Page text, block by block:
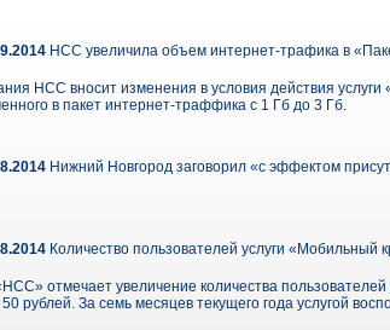
НСС увеличила объем интернет-трафика в
НСС вносит изменения в условия действия
в пакет интернет-траффика с 1 Гб до 3 Гб.
Нижний Новгород заговорил «с эффектом
Количество пользователей услуги «Мобильный
отмечает увеличение количества
рублей. За семь месяцев текущего года услугой